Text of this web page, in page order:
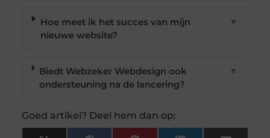
Hoe meet ik het succes van mijn
nieuwe website?
▼
Biedt Webzeker Webdesign ook
ondersteuning na de lancering?
▼
Goed artikel? Deel hem dan op: